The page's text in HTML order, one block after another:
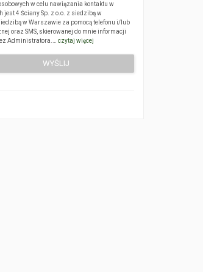
w celu nawiązania kontaktu w
4 Ściany Sp. z o.o. z siedzibą w
w Warszawie za pomocą telefonu i/lub
oraz SMS, skierowanej do mnie informacji
Administratora.… czytaj więcej